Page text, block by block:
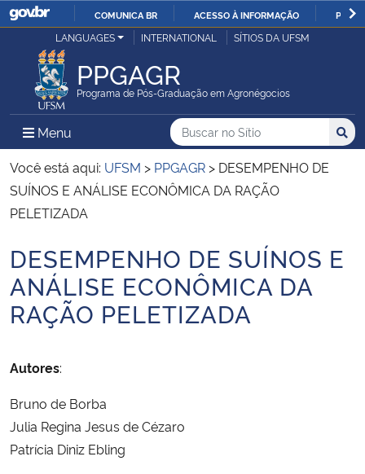
IR
COMUNICA BR ACESSO À INFORMAÇÃO
Ministério da Justiça e Segurança Pública
Ministério da Defesa
Ministério das Relações Exteriores
Ministério da Economia
Ministério da Infraestrutura
Ministério da Agricultura, Pecuária e Abastecimento
Ministério da Saúde
LANGUAGES INTERNATIONAL SÍTIOS DA UFSM
PPGAGR
Programa de Pós-Graduação em Agronégocios
Menu Menu Principal do Sítio
Busca
Buscar no no Sítio
Busca:
Você está aqui: UFSM > PPGAGR > DESEMPENHO DE
SUÍNOS E ANÁLISE ECONÔMICA DA RAÇÃO
PELETIZADA
Início do conteúdo
DESEMPENHO DE SUÍNOS E
ANÁLISE ECONÔMICA DA
RAÇÃO PELETIZADA
Autores:
Bruno de Borba
Julia Regina Jesus de Cézaro
Patrícia Diniz Ebling